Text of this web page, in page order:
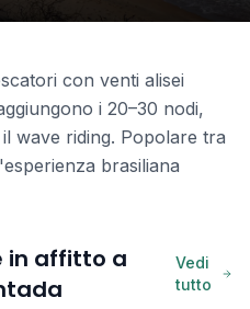
con venti alisei
i 20–30 nodi,
wave riding. Popolare tra
brasiliana
in affitto a
Vedi
tutto